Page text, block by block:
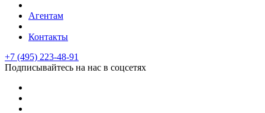
Агентам
Контакты
+7 (495) 223-48-91
Подписывайтесь на нас в соцсетях